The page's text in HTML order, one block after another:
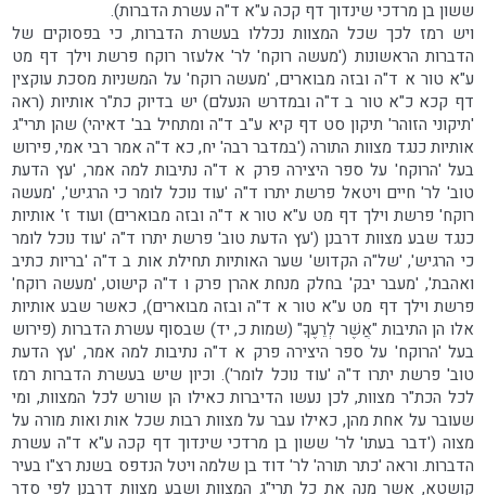
ששון בן מרדכי שינדוך דף קכה ע"א ד"ה עשרת הדברות).
ויש רמז לכך שכל המצוות נכללו בעשרת הדברות, כי בפסוקים של
הדברות הראשונות ('מעשה רוקח' לר' אלעזר רוקח פרשת וילך דף מט
ע"א טור א ד"ה ובזה מבוארים, 'מעשה רוקח' על המשניות מסכת עוקצין
דף קכא כ"א טור ב ד"ה ובמדרש הנעלם) יש בדיוק כת"ר אותיות (ראה
'תיקוני הזוהר' תיקון סט דף קיא ע"ב ד"ה ומתחיל בב' דאיהי) שהן תרי"ג
אותיות כנגד מצוות התורה ('במדבר רבה' יח, כא ד"ה אמר רבי אמי, פירוש
בעל 'הרוקח' על ספר היצירה פרק א ד"ה נתיבות למה אמר, 'עץ הדעת
טוב' לר' חיים ויטאל פרשת יתרו ד"ה 'עוד נוכל לומר כי הרגיש', 'מעשה
רוקח' פרשת וילך דף מט ע"א טור א ד"ה ובזה מבוארים) ועוד ז' אותיות
כנגד שבע מצוות דרבנן ('עץ הדעת טוב' פרשת יתרו ד"ה 'עוד נוכל לומר
כי הרגיש', 'של"ה הקדוש' שער האותיות תחילת אות ב ד"ה 'בריות כתיב
ואהבת', 'מעבר יבק' בחלק מנחת אהרן פרק ו ד"ה קישוט, 'מעשה רוקח'
פרשת וילך דף מט ע"א טור א ד"ה ובזה מבוארים), כאשר שבע אותיות
אלו הן התיבות "אֲשֶׁר לְרֵעֶךָ" (שמות כ, יד) שבסוף עשרת הדברות (פירוש
בעל 'הרוקח' על ספר היצירה פרק א ד"ה נתיבות למה אמר, 'עץ הדעת
טוב' פרשת יתרו ד"ה 'עוד נוכל לומר'). וכיון שיש בעשרת הדברות רמז
לכל הכת"ר מצוות, לכן נעשו הדיברות כאילו הן שורש לכל המצוות, ומי
שעובר על אחת מהן, כאילו עבר על מצוות רבות שכל אות ואות מורה על
מצוה ('דבר בעתו' לר' ששון בן מרדכי שינדוך דף קכה ע"א ד"ה עשרת
הדברות. וראה 'כתר תורה' לר' דוד בן שלמה ויטל הנדפס בשנת רצ"ו בעיר
קושטא, אשר מנה את כל תרי"ג המצוות ושבע מצוות דרבנן לפי סדר